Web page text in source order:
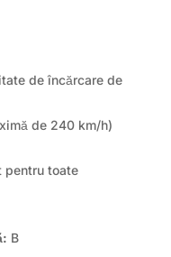
de încărcare de
de 240 km/h)
pentru toate
B